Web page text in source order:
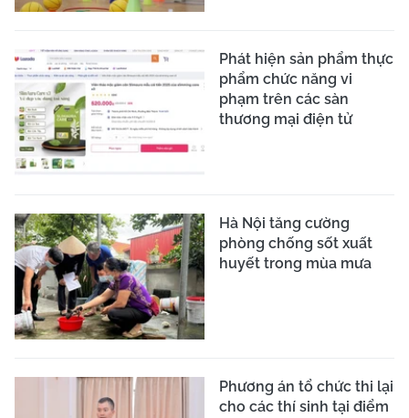
Phát hiện sản phẩm thực
phẩm chức năng vi
phạm trên các sàn
thương mại điện tử
Hà Nội tăng cường
phòng chống sốt xuất
huyết trong mùa mưa
Phương án tổ chức thi lại
cho các thí sinh tại điểm